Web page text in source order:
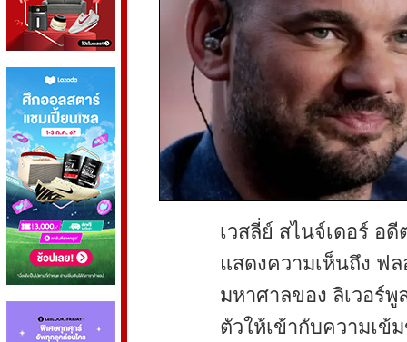
เวสลี่ย์ สไนจ์เดอร์ อ
แสดงความเห็นถึง ฟ
มหาศาลของ ลิเวอร์พู
ตัวให้เข้ากับความเข้